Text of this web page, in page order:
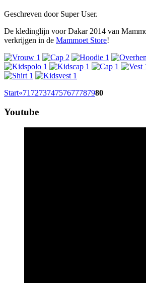
Geschreven door Super User.
De kledinglijn voor Dakar 2014 van
verkrijgen in de Mammoet Store!
Start«71 727374757677787980
Youtube